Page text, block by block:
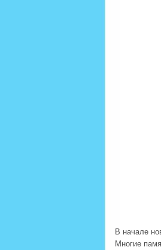
В начале
Многие